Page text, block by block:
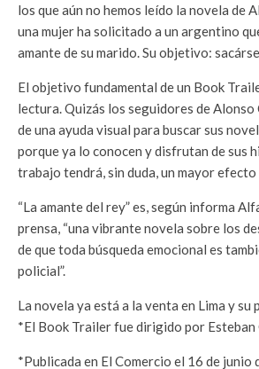
los que aún no hemos leído la novela de
una mujer ha solicitado a un argentino
amante de su marido. Su objetivo:
El objetivo fundamental de un Book
lectura. Quizás los seguidores de Alonso
de una ayuda visual para buscar sus
porque ya lo conocen y disfrutan de sus
trabajo tendrá, sin duda, un mayor efecto
“La amante del rey” es, según informa
prensa, “una vibrante novela sobre los
de que toda búsqueda emocional es
policial”.
La novela ya está a la venta en Lima y su
*El Book Trailer fue dirigido por Esteban
*Publicada en El Comercio el 16 de junio